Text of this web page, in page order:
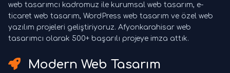
web tasarımcı kadromuz ile kurumsal web tasarım, e-
ticaret web tasarım, WordPress web tasarım ve özel web
yazılım projeleri geliştiriyoruz. Afyonkarahisar web
tasarımcı olarak 500+ başarılı projeye imza attık.
Modern Web Tasarım